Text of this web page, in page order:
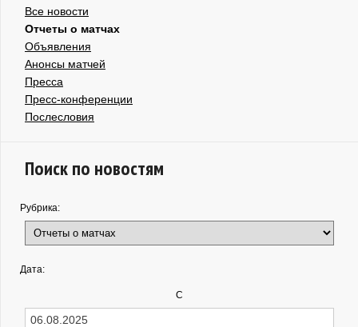
Все новости
Отчеты о матчах
Объявления
Анонсы матчей
Пресса
Пресс-конференции
Послесловия
Поиск по новостям
Рубрика:
Дата:
С